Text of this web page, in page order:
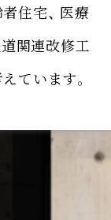
住宅、 医療
関連改修工
ています。